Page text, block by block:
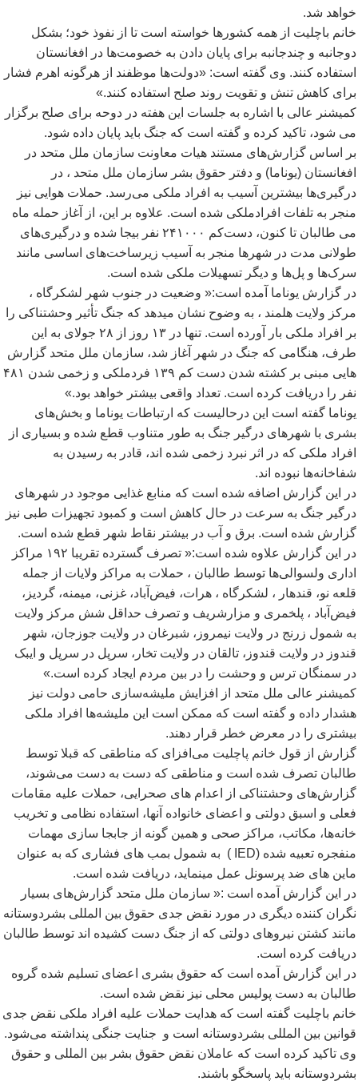
خواهد شد.
خانم باچلیت از همه کشورها خواسته است تا از نفوذ خود؛ بشکل
دوجانبه و چندجانبه برای پایان دادن به خصومتها در افغانستان
استفاده کنند. وی گفته است: «دولتها موظفند از هرگونه اهرم فشار
برای کاهش تنش و تقویت روند صلح استفاده کنند.»
کمیشنر عالی با اشاره به جلسات این هفته در دوحه برای صلح برگزار
می شود، تاکید کرده و گفته است که جنگ باید پایان داده شود.
بر اساس گزارشهای مستند هیات معاونت سازمان ملل متحد در
افغانستان (یوناما) و دفتر حقوق بشر سازمان ملل متحد ، در
درگیریها بیشترین آسیب به افراد ملکی میرسد. حملات هوایی نیز
منجر به تلفات افرادملکی شده است. علاوه بر این، از آغاز حمله ماه
می طالبان تا کنون، دستکم ۲۴۱۰۰۰ نفر بیجا شده و درگیری
های
طولانی مدت در شهرها منجر به آسیب زیرساختهای اساسی مانند
سرکها و پلها و دیگر تسهیلات ملکی شده است.
در گزارش یوناما آمده است:« وضعیت در جنوب شهر لشکرگاه ،
مرکز ولایت هلمند ، به وضوح نشان میدهد که جنگ تأثیر وحشتناکی را
بر افراد ملکی بار آورده است. تنها در ۱۳ روز از ۲۸ جولای به این
طرف، هنگامی که جنگ در شهر آغاز شد، سازمان ملل متحد گزارش
هایی مبنی بر کشته شدن دست کم ۱۳۹ فردملکی و زخمی شدن ۴۸۱
نفر را دریافت کرده است. تعداد واقعی بیشتر خواهد بود.»
یوناما گفته است این درحالیست که ارتباطات یوناما و بخشهای
بشری با شهرهای درگیر جنگ به طور متناوب قطع شده و بسیاری از
افراد ملکی که در اثر نبرد زخمی شده اند، قادر به رسیدن به
شفاخانهها نبوده اند.
در این گزارش اضافه شده است که منابع غذایی موجود در شهرهای
درگیر جنگ به سرعت در حال کاهش است و کمبود تجهیزات طبی نیز
گزارش شده است. برق و آب در بیشتر نقاط شهر قطع شده است.
در این گزارش علاوه شده است:« تصرف گسترده تقریبا ۱۹۲ مراکز
اداری ولسوالیها توسط طالبان ، حملات به مراکز ولایات از جمله
قلعه نو، قندهار ، لشکرگاه ، هرات، فیض آباد، غزنی، میمنه، گردیز،
فیض آباد ، پلخمری و مزارشریف و تصرف حداقل شش مرکز ولایت
به شمول زرنج در ولایت نیمروز، شبرغان در ولایت جوزجان، شهر
قندوز در ولایت قندوز، تالقان در ولایت تخار، سرپل در سرپل و ایبک
در سمنگان ترس و وحشت را در بین مردم ایجاد کرده است.»
کمیشنر عالی ملل متحد از افزایش ملیشهسازی حامی دولت نیز
هشدار داده و گفته است که ممکن است این ملیشهها افراد ملکی
بیشتری را در معرض خطر قرار دهند.
گزارش از قول خانم پاچلیت می افزای که مناطقی که قبلا توسط
طالبان تصرف شده است و مناطقی که دست به دست میشوند،
گزارشهای وحشتناکی از اعدام های صحرایی، حملات علیه مقامات
فعلی و اسبق دولتی و اعضای خانواده آنها، استفاده نظامی و تخریب
خانهها، مکاتب، مراکز صحی و همین گونه از جابجا سازی مهمات
منفجره تعبیه شده (IED ) به شمول بمب های فشاری که به عنوان
ماین های ضد پرسونل عمل مینماید، دریافت شده است.
در این گزارش آمده است :« سازمان ملل متحد گزارشهای بسیار
نگران کننده دیگری در مورد نقض جدی حقوق بین المللی بشردوستانه
مانند کشتن نیروهای دولتی که از جنگ دست کشیده اند توسط طالبان
دریافت کرده است.
در این گزارش آمده است که حقوق بشری اعضای تسلیم شده گروه
طالبان به دست پولیس محلی نیز نقض شده است.
خانم باچلیت گفته است که هدایت حملات علیه افراد ملکی نقض جدی
قوانین بین المللی بشردوستانه است و جنایت جنگی پنداشته میشود.
وی تاکید کرده است که عاملان نقض حقوق بشر بین المللی و حقوق
بشردوستانه باید پاسخگو باشند.